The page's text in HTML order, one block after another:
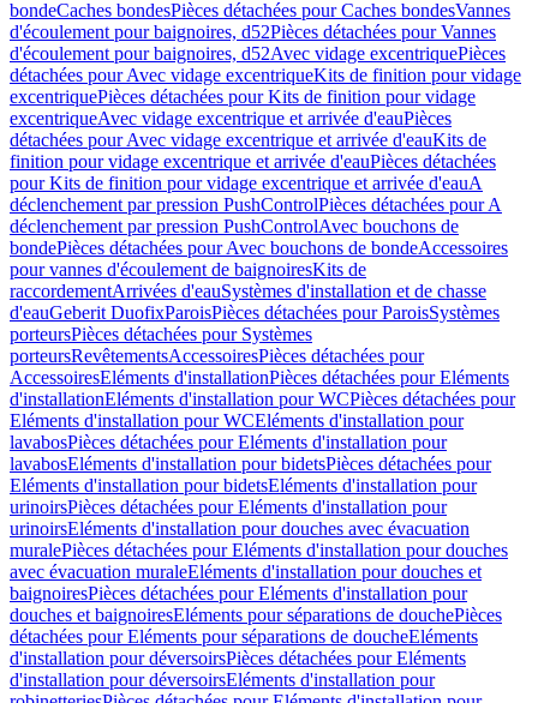
bondeCaches bondesPièces détachées pour Caches bondesVannes
d'écoulement pour baignoires, d52Pièces détachées pour Vannes
d'écoulement pour baignoires, d52Avec vidage excentriquePièces
détachées pour Avec vidage excentriqueKits de finition pour vidage
excentriquePièces détachées pour Kits de finition pour vidage
excentriqueAvec vidage excentrique et arrivée d'eauPièces
détachées pour Avec vidage excentrique et arrivée d'eauKits de
finition pour vidage excentrique et arrivée d'eauPièces détachées
pour Kits de finition pour vidage excentrique et arrivée d'eauA
déclenchement par pression PushControlPièces détachées pour A
déclenchement par pression PushControlAvec bouchons de
bondePièces détachées pour Avec bouchons de bondeAccessoires
pour vannes d'écoulement de baignoiresKits de
raccordementArrivées d'eauSystèmes d'installation et de chasse
d'eauGeberit DuofixParoisPièces détachées pour ParoisSystèmes
porteursPièces détachées pour Systèmes
porteursRevêtementsAccessoiresPièces détachées pour
AccessoiresEléments d'installationPièces détachées pour Eléments
d'installationEléments d'installation pour WCPièces détachées pour
Eléments d'installation pour WCEléments d'installation pour
lavabosPièces détachées pour Eléments d'installation pour
lavabosEléments d'installation pour bidetsPièces détachées pour
Eléments d'installation pour bidetsEléments d'installation pour
urinoirsPièces détachées pour Eléments d'installation pour
urinoirsEléments d'installation pour douches avec évacuation
muralePièces détachées pour Eléments d'installation pour douches
avec évacuation muraleEléments d'installation pour douches et
baignoiresPièces détachées pour Eléments d'installation pour
douches et baignoiresEléments pour séparations de douchePièces
détachées pour Eléments pour séparations de doucheEléments
d'installation pour déversoirsPièces détachées pour Eléments
d'installation pour déversoirsEléments d'installation pour